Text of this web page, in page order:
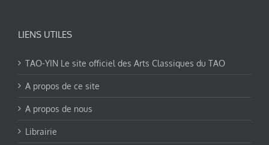
LIENS UTILES
TAO-YIN Le site officiel des Arts Classiques du TAO
A propos de ce site
A propos de nous
Librairie